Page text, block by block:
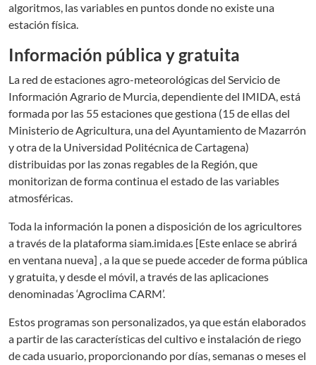
algoritmos, las variables en puntos donde no existe una
estación física.
Información pública y gratuita
La red de estaciones agro-meteorológicas del Servicio de
Información Agrario de Murcia, dependiente del IMIDA, está
formada por las 55 estaciones que gestiona (15 de ellas del
Ministerio de Agricultura, una del Ayuntamiento de Mazarrón
y otra de la Universidad Politécnica de Cartagena)
distribuidas por las zonas regables de la Región, que
monitorizan de forma continua el estado de las variables
atmosféricas.
Toda la información la ponen a disposición de los agricultores
a través de la plataforma siam.imida.es [Este enlace se abrirá
en ventana nueva] , a la que se puede acceder de forma pública
y gratuita, y desde el móvil, a través de las aplicaciones
denominadas ‘Agroclima CARM’.
Estos programas son personalizados, ya que están elaborados
a partir de las características del cultivo e instalación de riego
de cada usuario, proporcionando por días, semanas o meses el